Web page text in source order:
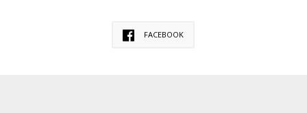
FACEBOOK